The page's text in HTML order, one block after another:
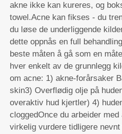
akne ikke kan kureres, og
towel.Acne kan fikses - du
du løse de underliggende
dette oppnås en full
beste måten å gå som en
hver enkelt av de grunnlegg
om acne: 1) akne-forårsaker
skin3) Overflødig olje på
overaktiv hud kjertler) 4)
cloggedOnce du arbeider
virkelig vurdere tidligere